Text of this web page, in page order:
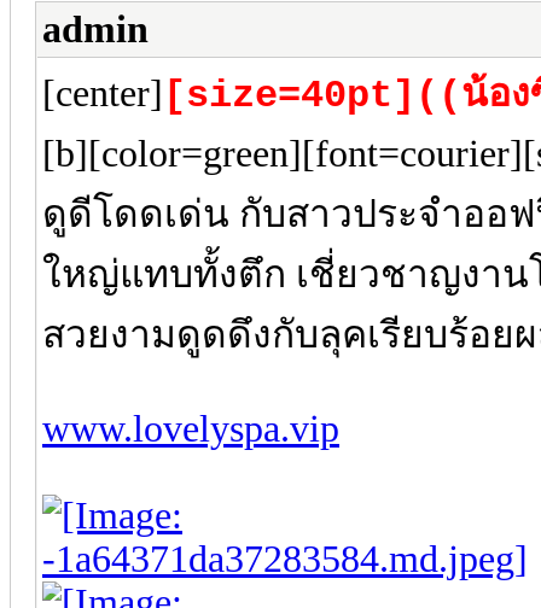
admin
[center] [size=40pt]((น้อ
ดูดีโดดเด่น กับสาวประจำอ
ใหญ่แทบทั้งตึก เชี่ยวชาญงาน
สวยงามดูดดึงกับลุคเรียบร้อย
www.lovelyspa.vip